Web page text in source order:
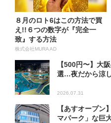
８月のロト6はこの方法で買
え!!６つの数字が『完全一
致』する方法
株式会社MURA AD
【500円〜】大
選…夜だから涼
2026.07.31
【あすオープン
マパーク」な巨